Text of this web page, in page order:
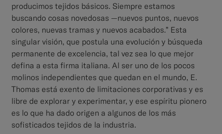
producimos tejidos básicos. Siempre estamos
buscando cosas novedosas —nuevos puntos, nuevos
colores, nuevas tramas y nuevos acabados.” Esta
singular visión, que postula una evolución y búsqueda
permanente de excelencia, tal vez sea lo que mejor
defina a esta firma italiana. Al ser uno de los pocos
molinos independientes que quedan en el mundo, E.
Thomas está exento de limitaciones corporativas y es
libre de explorar y experimentar, y ese espíritu pionero
es lo que ha dado origen a algunos de los más
sofisticados tejidos de la industria.